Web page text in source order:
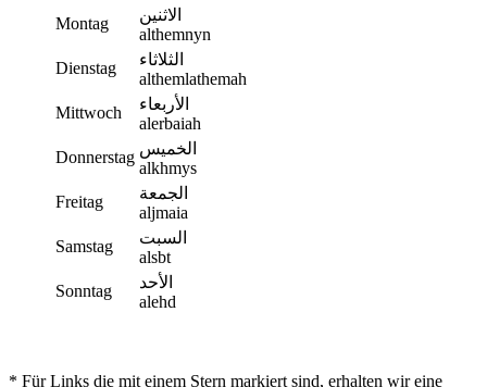
Montag
الاثنين
althemnyn
Dienstag
الثلاثاء
althemlathemah
Mittwoch
الأربعاء
alerbaiah
Donnerstag الخميس
alkhmys
Freitag
الجمعة
aljmaia
Samstag
السبت
alsbt
Sonntag
الأحد
alehd
* Für Links die mit einem Stern markiert sind, erhalten wir eine